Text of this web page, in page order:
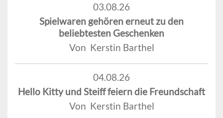
03.08.26
Spielwaren gehören erneut zu den
beliebtesten Geschenken
Von Kerstin Barthel
04.08.26
Hello Kitty und Steiff feiern die Freundschaft
Von Kerstin Barthel